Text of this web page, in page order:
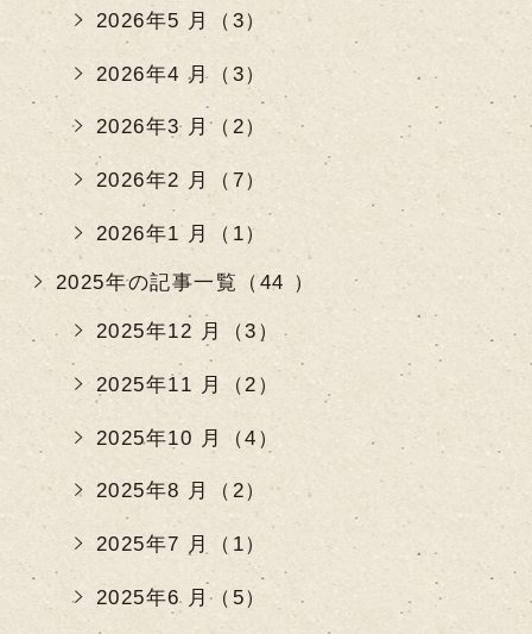
2026年5 月（3）
2026年4 月（3）
2026年3 月（2）
2026年2 月（7）
2026年1 月（1）
2025年の記事一覧（44 ）
2025年12 月（3）
2025年11 月（2）
2025年10 月（4）
2025年8 月（2）
2025年7 月（1）
2025年6 月（5）